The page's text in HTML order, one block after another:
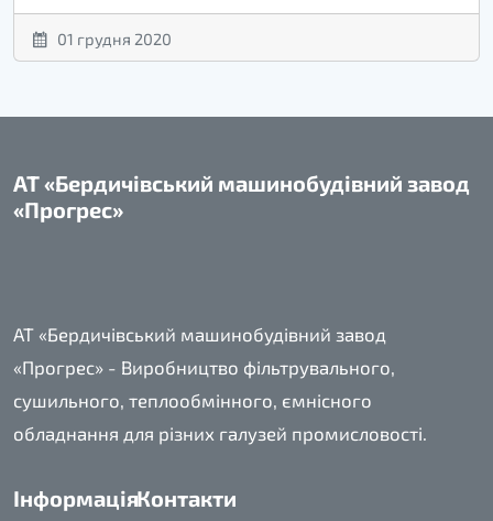
01 грудня 2020
АТ «Бердичівський машинобудівний завод
«Прогрес»
АТ «Бердичівський машинобудівний завод
«Прогрес» - Виробництво фільтрувального,
сушильного, теплообмінного, ємнісного
обладнання для різних галузей промисловості.
ІнформаціяКонтакти